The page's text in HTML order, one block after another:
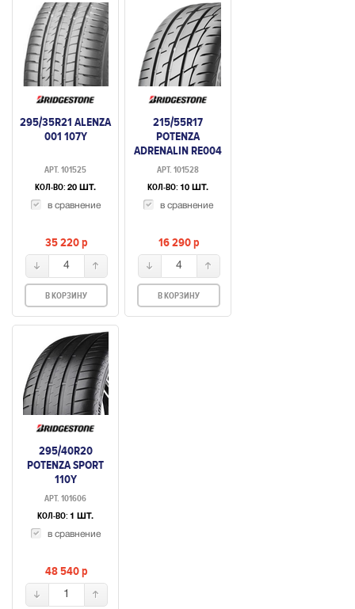
295/35R21 ALENZA
001 107Y
АРТ. 101525
КОЛ-ВО: 20 ШТ.
в сравнение
35 220p
4
В КОРЗИНУ
215/55R17
POTENZA
ADRENALIN RE004
94W
АРТ. 101528
КОЛ-ВО: 10 ШТ.
в сравнение
16 290p
4
В КОРЗИНУ
295/40R20
POTENZA SPORT
110Y
АРТ. 101606
КОЛ-ВО: 1 ШТ.
в сравнение
48 540p
1